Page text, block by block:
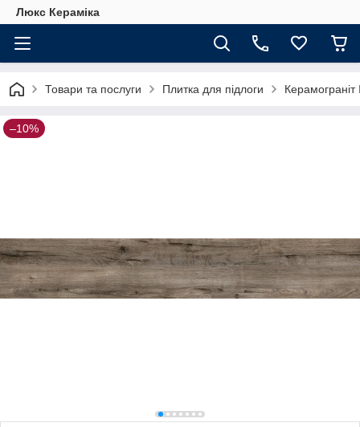
Люкс Кераміка
Товари та послуги Плитка для підлоги
–10%